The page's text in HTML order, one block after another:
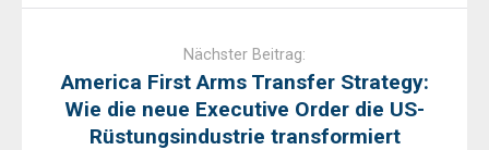
Nächster Beitrag:
America First Arms Transfer Strategy:
Wie die neue Executive Order die US-
Rüstungsindustrie transformiert